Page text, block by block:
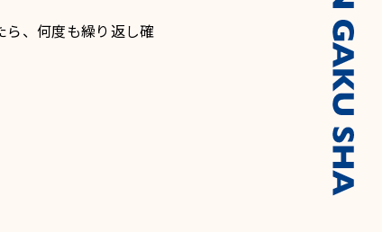
ら、何度も繰り返し確